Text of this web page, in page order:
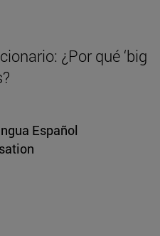
¿Por qué ‘big
Español